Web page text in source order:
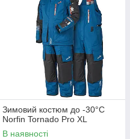
Зимовий костюм до -30°C
Norfin Tornado Pro XL
В наявності